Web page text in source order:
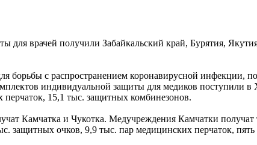
для врачей получили Забайкальский край, Бурятия,
борьбы с распространением коронавирусной инфекции,
индивидуальной защиты для медиков поступили в
15,1 тыс. защитных комбинезонов.
Камчатка и Чукотка. Медучреждения Камчатки
защитных очков, 9,9 тыс. пар медицинских перчаток,